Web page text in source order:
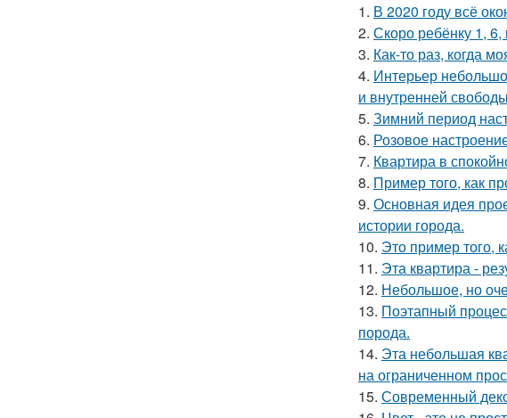
1. В 2020 году всё
2. Скоро ребёнку 1, 6,
3. Как-то раз, когда
4. Интерьер
и внутренней
5. Зимний период
6. Розовое
7. Квартира в
8. Пример того, как
9. Основная идея
истории города.
10. Это пример того,
11. Эта квартира -
12. Небольшое, но
13. Поэтапный
порода.
14. Эта небольшая
на ограниченном
15. Современный